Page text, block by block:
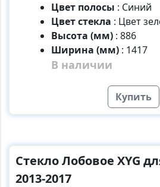
Цвет полосы : Синий
Цвет стекла : Цвет
Высота (мм): 886
Ширина (мм): 1417
В наличии
Купить
Стекло Лобовое XYG
2013-2017